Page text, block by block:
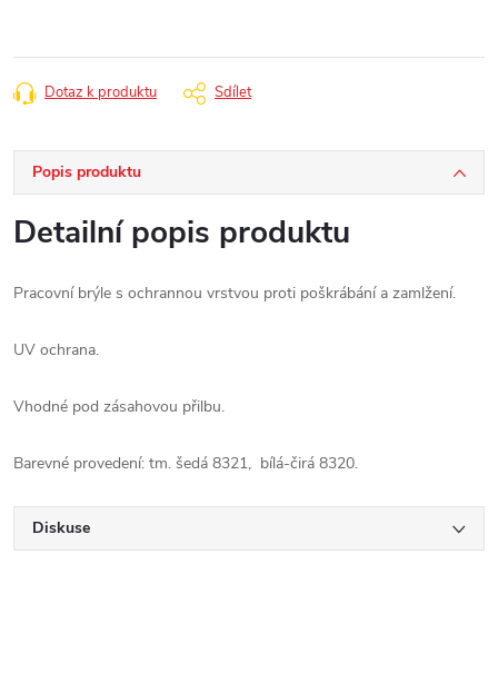
Dotaz k produktu Sdílet
Popis produktu
Detailní popis produktu
Pracovní brýle s ochrannou vrstvou proti poškrábání a zamlžení.
UV ochrana.
Vhodné pod zásahovou přilbu.
Barevné provedení: tm. šedá 8321, bílá-čirá 8320.
Diskuse